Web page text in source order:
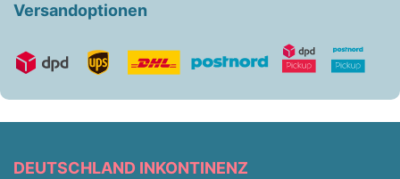
Versandoptionen
DEUTSCHLAND INKONTINENZ